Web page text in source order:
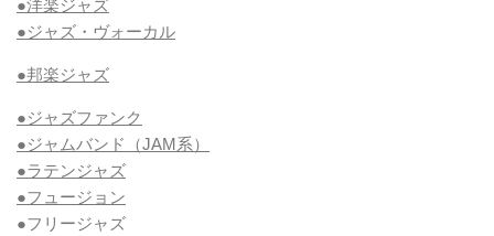
●洋楽ジャズ
●ジャズ・ヴォーカル
●邦楽ジャズ
●ジャズファンク
●ジャムバンド（JAM系）
●ラテンジャズ
●フュージョン
●フリージャズ